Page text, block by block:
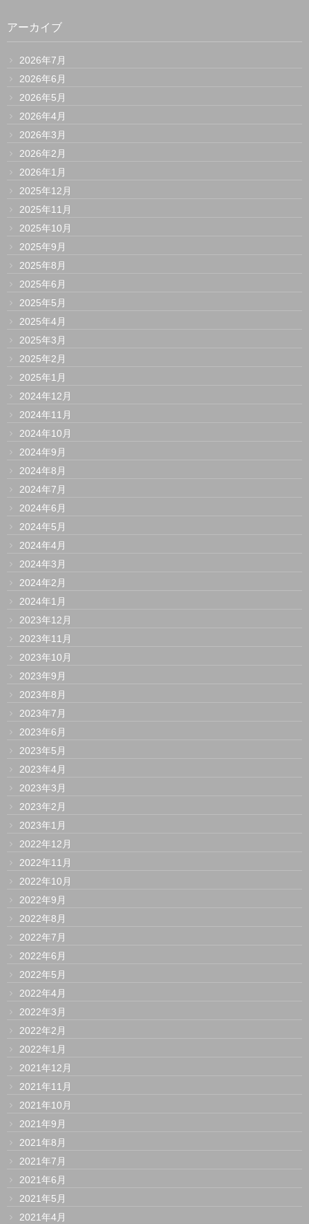
アーカイブ
2026年7月
2026年6月
2026年5月
2026年4月
2026年3月
2026年2月
2026年1月
2025年12月
2025年11月
2025年10月
2025年9月
2025年8月
2025年6月
2025年5月
2025年4月
2025年3月
2025年2月
2025年1月
2024年12月
2024年11月
2024年10月
2024年9月
2024年8月
2024年7月
2024年6月
2024年5月
2024年4月
2024年3月
2024年2月
2024年1月
2023年12月
2023年11月
2023年10月
2023年9月
2023年8月
2023年7月
2023年6月
2023年5月
2023年4月
2023年3月
2023年2月
2023年1月
2022年12月
2022年11月
2022年10月
2022年9月
2022年8月
2022年7月
2022年6月
2022年5月
2022年4月
2022年3月
2022年2月
2022年1月
2021年12月
2021年11月
2021年10月
2021年9月
2021年8月
2021年7月
2021年6月
2021年5月
2021年4月